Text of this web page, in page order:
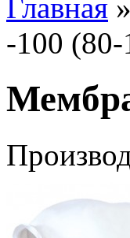
Главная »
-100 (80-